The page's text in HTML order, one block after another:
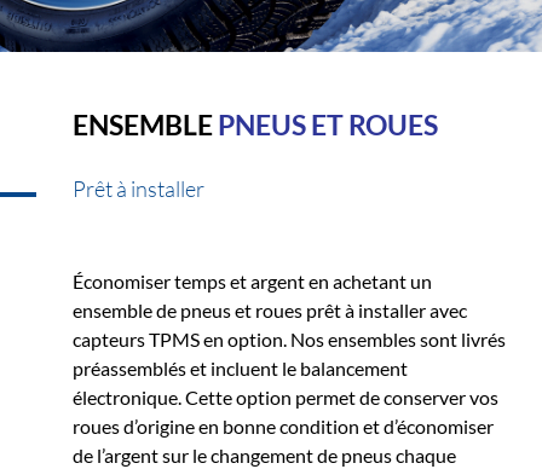
ENSEMBLEPNEUS ET ROUES
Prêt à installer
Économiser temps et argent en achetant un
ensemble de pneus et roues prêt à installer avec
capteurs TPMS en option. Nos ensembles sont livrés
préassemblés et incluent le balancement
électronique. Cette option permet de conserver vos
roues d’origine en bonne condition et d’économiser
de l’argent sur le changement de pneus chaque